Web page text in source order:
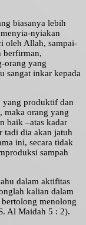
biasanya lebih
nyiakan
oleh Allah, sampai-
berfirman,
orang yang
sangat inkar kepada
yang produktif dan
maka orang yang
baik –atas kadar
tadi dia akan jatuh
ini, secara tidak
sampah
dalam aktifitas
kalian dalam
menolong
Al Maidah 5 : 2).